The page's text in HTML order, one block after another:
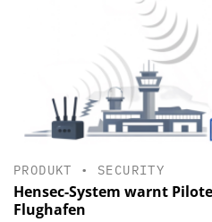
PRODUKT • SECURITY
Hensec-System warnt
Flughafen